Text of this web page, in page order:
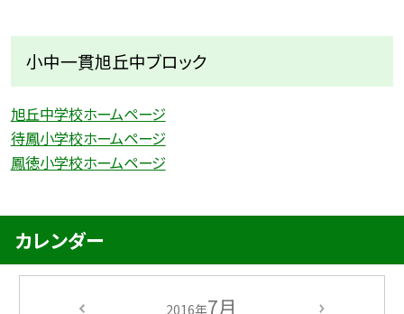
小中一貫旭丘中ブロック
旭丘中学校ホームページ
待鳳小学校ホームページ
鳳徳小学校ホームページ
カレンダー
2016年7月